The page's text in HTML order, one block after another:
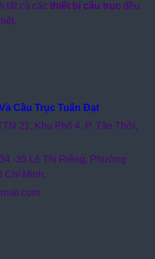
tất cả các thiết bị cầu trục đều
Cầu Trục Tuấn Đạt
21, Khu Phố 4, P. Tân Thới,
-35 Lê Thị Riêng, Phường
Chí Minh.